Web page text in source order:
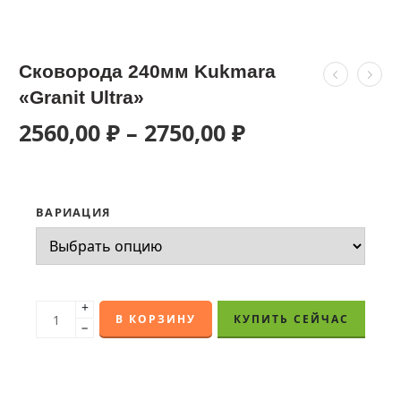
Сковорода 240мм Kukmara
«Granit Ultra»
2560,00 ₽ – 2750,00 ₽
ВАРИАЦИЯ
+
−
В КОРЗИНУ КУПИТЬ СЕЙЧАС